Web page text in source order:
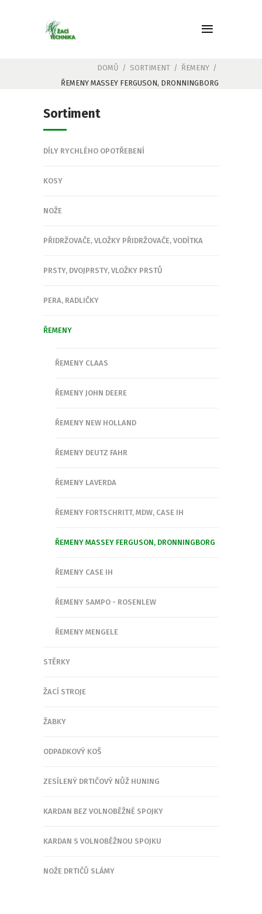
DOMŮ / SORTIMENT / ŘEMENY /
ŘEMENY MASSEY FERGUSON, DRONNINGBORG
Sortiment
DÍLY RYCHLÉHO OPOTŘEBENÍ
KOSY
NOŽE
PŘIDRŽOVAČE, VLOŽKY PŘIDRŽOVAČE, VODÍTKA
PRSTY, DVOJPRSTY, VLOŽKY PRSTŮ
PERA, RADLIČKY
ŘEMENY
ŘEMENY CLAAS
ŘEMENY JOHN DEERE
ŘEMENY NEW HOLLAND
ŘEMENY DEUTZ FAHR
ŘEMENY LAVERDA
ŘEMENY FORTSCHRITT, MDW, CASE IH
ŘEMENY MASSEY FERGUSON, DRONNINGBORG
ŘEMENY CASE IH
ŘEMENY SAMPO - ROSENLEW
ŘEMENY MENGELE
STĚRKY
ŽACÍ STROJE
ŽABKY
ODPADKOVÝ KOŠ
ZESÍLENÝ DRTIČOVÝ NŮŽ HUNING
KARDAN BEZ VOLNOBĚŽNÉ SPOJKY
KARDAN S VOLNOBĚŽNOU SPOJKU
NOŽE DRTIČŮ SLÁMY